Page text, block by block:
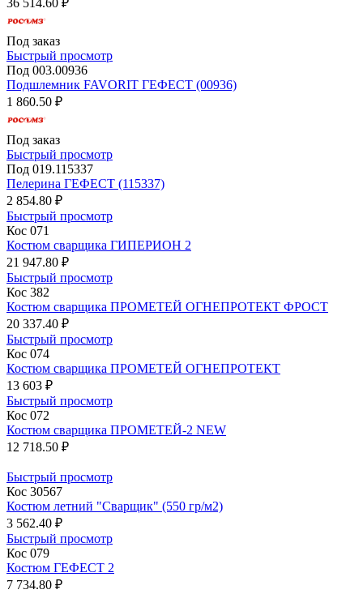
36 514.60 ₽
Под заказ
Быстрый просмотр
Под 003.00936
Подшлемник FAVORIT ГЕФЕСТ (00936)
1 860.50 ₽
Под заказ
Быстрый просмотр
Под 019.115337
Пелерина ГЕФЕСТ (115337)
2 854.80 ₽
Быстрый просмотр
Кос 071
Костюм сварщика ГИПЕРИОН 2
21 947.80 ₽
Быстрый просмотр
Кос 382
Костюм сварщика ПРОМЕТЕЙ ОГНЕПРОТЕКТ ФРОСТ
20 337.40 ₽
Быстрый просмотр
Кос 074
Костюм сварщика ПРОМЕТЕЙ ОГНЕПРОТЕКТ
13 603 ₽
Быстрый просмотр
Кос 072
Костюм сварщика ПРОМЕТЕЙ-2 NEW
12 718.50 ₽
Быстрый просмотр
Кос 30567
Костюм летний "Сварщик" (550 гр/м2)
3 562.40 ₽
Быстрый просмотр
Кос 079
Костюм ГЕФЕСТ 2
7 734.80 ₽